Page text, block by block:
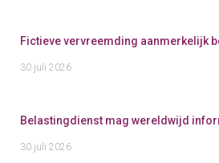
Fictieve vervreemding aanmerkelijk
30 juli 2026
Belastingdienst mag wereldwijd
30 juli 2026